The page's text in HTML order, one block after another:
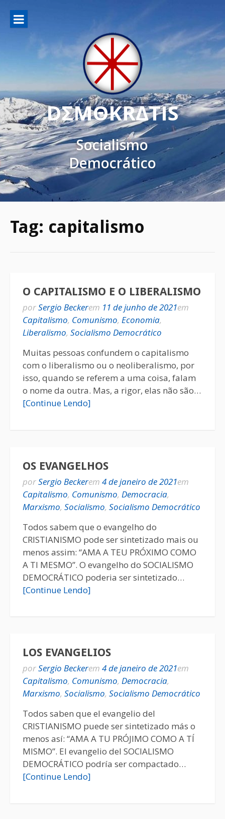
DΣMΘKRΔTIS
Socialismo
Democrático
Tag: capitalismo
O CAPITALISMO E O LIBERALISMO
porSergio Beckerem 11 de junho de 2021em
Capitalismo, Comunismo, Economia,
Liberalismo, Socialismo Democrático
Muitas pessoas confundem o capitalismo
com o liberalismo ou o neoliberalismo, por
isso, quando se referem a uma coisa, falam
o nome da outra. Mas, a rigor, elas não são…
[Continue Lendo]
OS EVANGELHOS
porSergio Beckerem 4 de janeiro de 2021em
Capitalismo, Comunismo, Democracia,
Marxismo, Socialismo, Socialismo Democrático
Todos sabem que o evangelho do
CRISTIANISMO pode ser sintetizado mais ou
menos assim: “AMA A TEU PRÓXIMO COMO
A TI MESMO”. O evangelho do SOCIALISMO
DEMOCRÁTICO poderia ser sintetizado…
[Continue Lendo]
LOS EVANGELIOS
porSergio Beckerem 4 de janeiro de 2021em
Capitalismo, Comunismo, Democracia,
Marxismo, Socialismo, Socialismo Democrático
Todos saben que el evangelio del
CRISTIANISMO puede ser sintetizado más o
menos así: “AMA A TU PRÓJIMO COMO A TÍ
MISMO”. El evangelio del SOCIALISMO
DEMOCRÁTICO podría ser compactado…
[Continue Lendo]